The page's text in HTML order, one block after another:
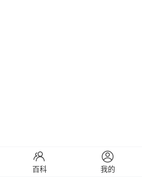
百科 我的